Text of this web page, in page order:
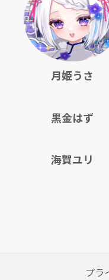
月姫うさ
黒金はず
海賀ユリ
プラ